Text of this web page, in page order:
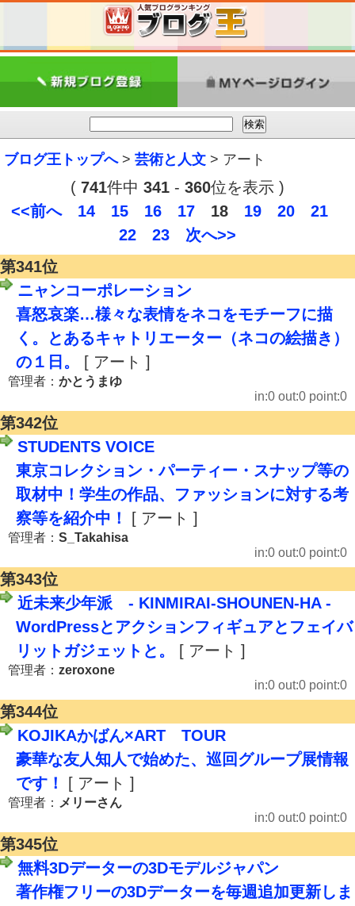
ブログ王トップへ> 芸術と人文 > アート
( 741件中 341 - 360位を表示 )
<<前へ
14 15 16 17 18 19 20
21
22
23
次へ>>
第341位
ニャンコーポレーション
喜怒哀楽…様々な表情をネコをモチーフに描
く。とあるキャトリエーター（ネコの絵描き）
の１日。
[ アート ]
管理者： かとうまゆ
in:0 out:0 point:0
第342位
STUDENTS VOICE
東京コレクション・パーティー・スナップ等の
取材中！学生の作品、ファッションに対する考
察等を紹介中！
[ アート ]
管理者： S_Takahisa
in:0 out:0 point:0
第343位
近未来少年派 - KINMIRAI-SHOUNEN-HA -
WordPressとアクションフィギュアとフェイバ
リットガジェットと。
[ アート ]
管理者： zeroxone
in:0 out:0 point:0
第344位
KOJIKAかばん×ART TOUR
豪華な友人知人で始めた、巡回グループ展情報
です！
[ アート ]
管理者： メリーさん
in:0 out:0 point:0
第345位
無料3Dデーターの3Dモデルジャパン
著作権フリーの3Dデーターを毎週追加更新しま